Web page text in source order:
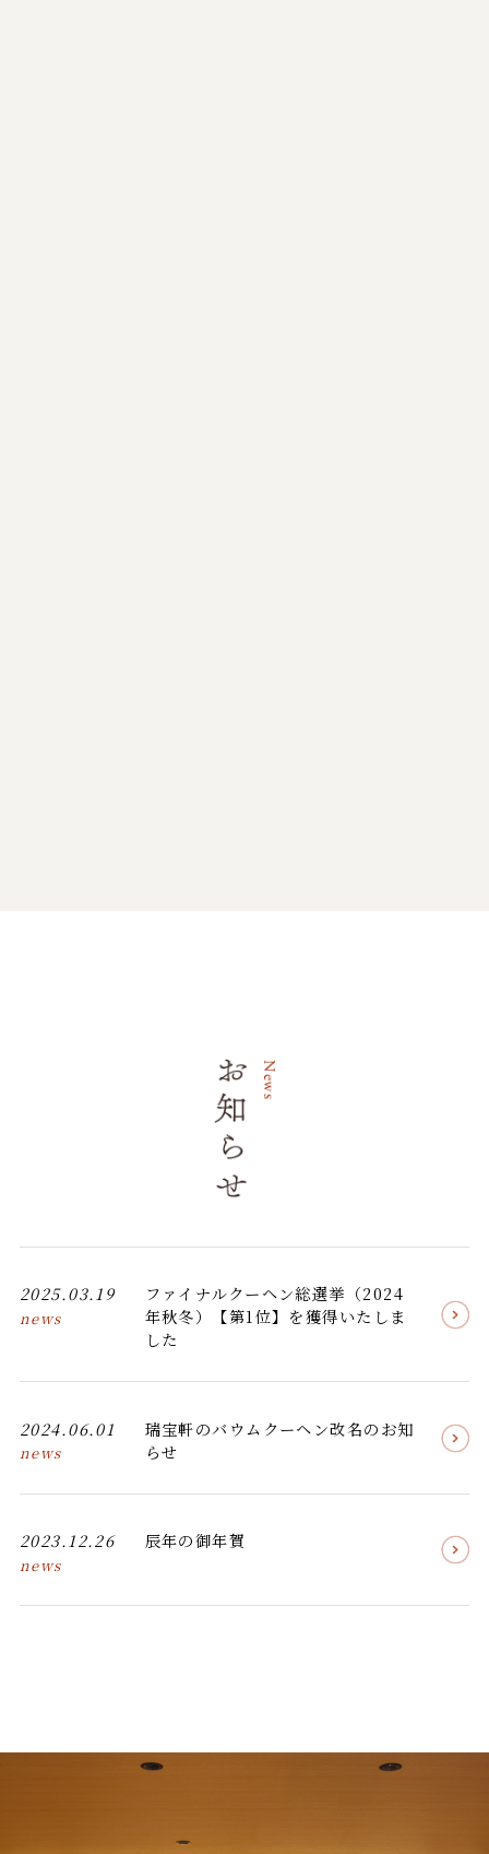
2025.03.19
news
ファイナルクーヘン総選挙（2024
年秋冬）【第1位】を獲得いたしま
した
2024.06.01
news
瑞宝軒のバウムクーヘン改名のお知
らせ
2023.12.26
news
辰年の御年賀